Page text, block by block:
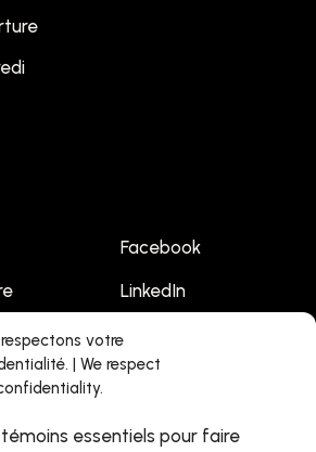
votre
| We respect
essentiels pour faire
Facebook
LinkedIn
Youtube